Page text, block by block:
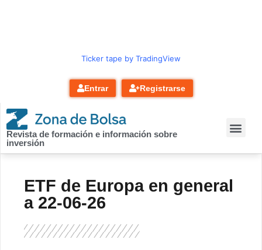
Ticker tape by TradingView
Entrar Registrarse
Revista de formación e información sobre
inversión
ETF de Europa en general
a 22-06-26